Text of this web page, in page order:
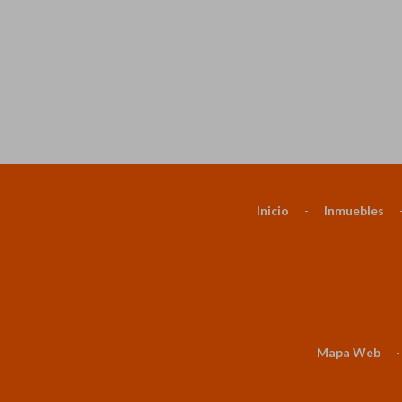
Inicio - Inmuebles
Mapa Web -